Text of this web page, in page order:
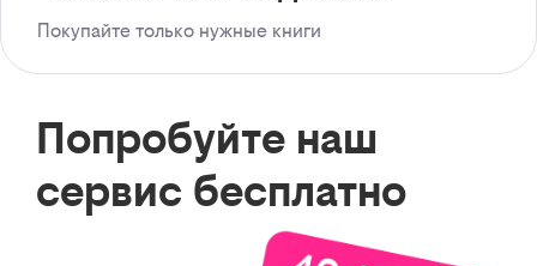
Покупайте только нужные книги
Попробуйте наш
сервис бесплатно